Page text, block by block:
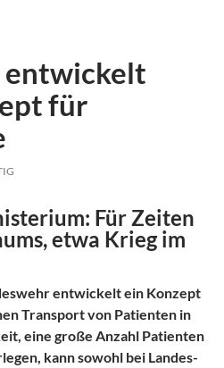
entwickelt
für
Für Zeiten
etwa Krieg im
entwickelt ein Konzept
Transport von Patienten in
eine große Anzahl Patienten
kann sowohl bei Landes-